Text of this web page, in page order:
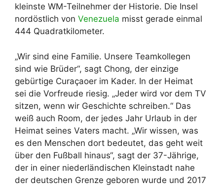
kleinste WM-Teilnehmer der Historie. Die Insel
nordöstlich von Venezuela misst gerade einmal
444 Quadratkilometer.
„Wir sind eine Familie. Unsere Teamkollegen
sind wie Brüder“, sagt Chong, der einzige
gebürtige Curaçaoer im Kader. In der Heimat
sei die Vorfreude riesig. „Jeder wird vor dem TV
sitzen, wenn wir Geschichte schreiben.“ Das
weiß auch Room, der jedes Jahr Urlaub in der
Heimat seines Vaters macht. „Wir wissen, was
es den Menschen dort bedeutet, das geht weit
über den Fußball hinaus“, sagt der 37-Jährige,
der in einer niederländischen Kleinstadt nahe
der deutschen Grenze geboren wurde und 2017